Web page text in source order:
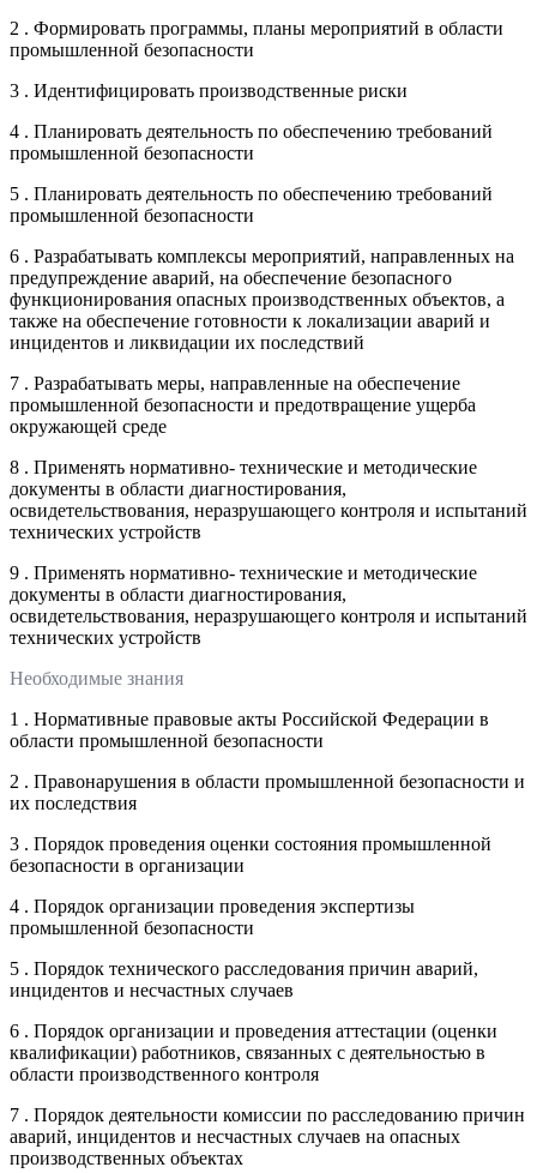
2 . Формировать программы, планы мероприятий в области
промышленной безопасности
3 . Идентифицировать производственные риски
4 . Планировать деятельность по обеспечению требований
промышленной безопасности
5 . Планировать деятельность по обеспечению требований
промышленной безопасности
6 . Разрабатывать комплексы мероприятий, направленных на
предупреждение аварий, на обеспечение безопасного
функционирования опасных производственных объектов, а
также на обеспечение готовности к локализации аварий и
инцидентов и ликвидации их последствий
7 . Разрабатывать меры, направленные на обеспечение
промышленной безопасности и предотвращение ущерба
окружающей среде
8 . Применять нормативно- технические и методические
документы в области диагностирования,
освидетельствования, неразрушающего контроля и испытаний
технических устройств
9 . Применять нормативно- технические и методические
документы в области диагностирования,
освидетельствования, неразрушающего контроля и испытаний
технических устройств
Необходимые знания
1 . Нормативные правовые акты Российской Федерации в
области промышленной безопасности
2 . Правонарушения в области промышленной безопасности и
их последствия
3 . Порядок проведения оценки состояния промышленной
безопасности в организации
4 . Порядок организации проведения экспертизы
промышленной безопасности
5 . Порядок технического расследования причин аварий,
инцидентов и несчастных случаев
6 . Порядок организации и проведения аттестации (оценки
квалификации) работников, связанных с деятельностью в
области производственного контроля
7 . Порядок деятельности комиссии по расследованию причин
аварий, инцидентов и несчастных случаев на опасных
производственных объектах